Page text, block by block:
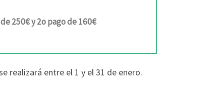
250€ y 2o pago de 160€
realizará entre el 1 y el 31 de enero.